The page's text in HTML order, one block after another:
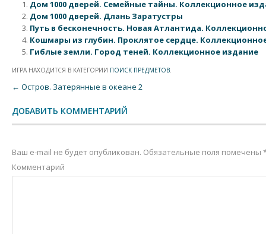
Дом 1000 дверей. Семейные тайны. Коллекционное
Дом 1000 дверей. Длань Заратустры
Путь в бесконечность. Новая Атлантида.
Кошмары из глубин. Проклятое сердце.
Гиблые земли. Город теней. Коллекционное издание
ИГРА НАХОДИТСЯ В КАТЕГОРИИ ПОИСК ПРЕДМЕТОВ.
Post navigation
← Остров. Затерянные в океане 2
ДОБАВИТЬ КОММЕНТАРИЙ
Ваш e-mail не будет опубликован. Обязательные поля помечены
Комментарий